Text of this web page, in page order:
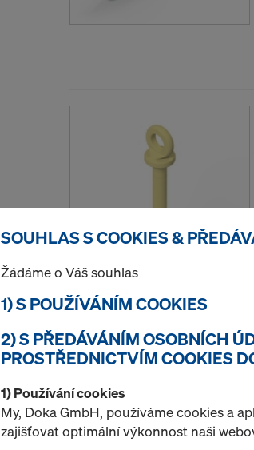
SOUHLAS S COOKIES &
Žádáme o Váš souhlas
1) S POUŽÍVÁNÍM COOKIES
2) S PŘEDÁVÁNÍM OSOBNÍCH
PROSTŘEDNICTVÍM COOKIES
1) Používání cookies
My, Doka GmbH, používáme cookies a
zajišťovat optimální výkonnost naši